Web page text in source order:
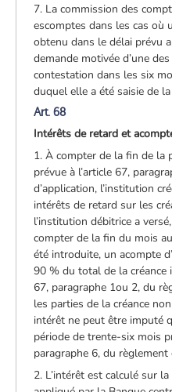
7. La commission des
escomptes dans les cas où
obtenu dans le délai prévu
demande motivée d’une
contestation dans les six
duquel elle a été saisie de
Art. 68
Intérêts de retard et
1. À compter de la fin de la
prévue à l’article 67,
d’application, l’institution
intérêts de retard sur les
l’institution débitrice a
compter de la fin du mois
été introduite, un acompte
90 % du total de la créance
67, paragraphe 1ou 2, du
les parties de la créance
intérêt ne peut être imputé
période de trente-six mois
paragraphe 6, du règlement
2. L’intérêt est calculé sur